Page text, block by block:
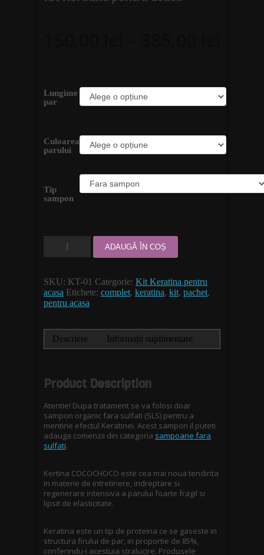
Lungime
par
Culoarea
parului
Tip
sampon
ADAUGĂ ÎN COȘ
SKU: KT-01 Categorie: Kit Keratina pentru
acasa Etichete: complet, keratina, kit, pachet,
pentru acasa
Descriere Informații suplimentare
Product Description
Atentie! Dupa tratament se va folosi doar
sampon organic fara sulfati (SLS) pentru a
mentine efectul Keratinei. Acest sampon il puteti
adauga comenzii din categoria sampoane fara
sulfati.
Kertina COCOCHOCO este cea mai noua tendinta
in materie de intretinere, indreptare si
regenerare intensiva a parului foarte fragil si
lipsit de elasticitate.
Keratina este un tip de proteina ce se gaseste in
structura firului de par, in proportie de 85%,
conferindu-i acestuia stralucire. Produsele